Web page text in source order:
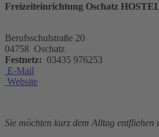
Freizeiteinrichtung Oschatz
Berufsschulstraße 20
04758 Oschatz
Festnetz: 03435 976253
E-Mail
Website
Sie möchten kurz dem Alltag entfliehen